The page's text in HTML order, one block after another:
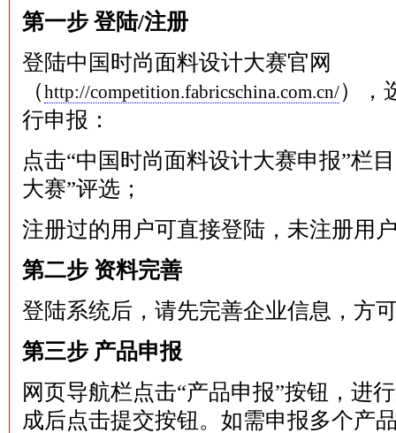
第一步 登陆/注册
登陆中国时尚面料设计大赛官网
（http://competition.fabricschina.com.cn/），
行申报：
点击“中国时尚面料设计大赛申报”栏
大赛”评选；
注册过的用户可直接登陆，未注册用
第二步 资料完善
登陆系统后，请先完善企业信息，方
第三步 产品申报
网页导航栏点击“产品申报”按钮，进
成后点击提交按钮。如需申报多个产